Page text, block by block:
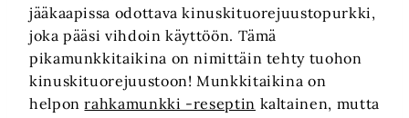
jääkaapissa odottava kinuskituorejuustopurkki,
joka pääsi vihdoin käyttöön. Tämä
pikamunkkitaikina on nimittäin tehty tuohon
kinuskituorejuustoon! Munkkitaikina on
helponrahkamunkki -reseptin kaltainen, mutta